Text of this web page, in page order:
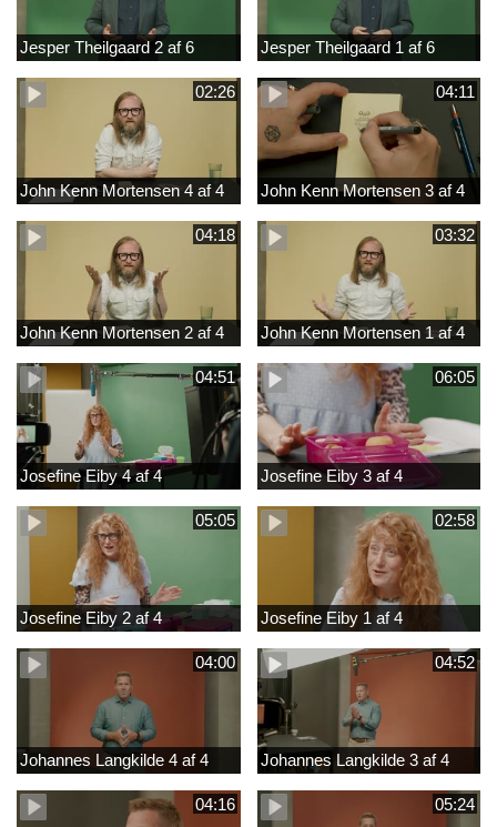
Jesper Theilgaard 2 af 6 Jesper Theilgaard 1 af 6
02:26
John Kenn Mortensen 4 af 4
04:11
John Kenn Mortensen 3 af 4
04:18
John Kenn Mortensen 2 af 4
03:32
John Kenn Mortensen 1 af 4
04:51
Josefine Eiby 4 af 4
06:05
Josefine Eiby 3 af 4
05:05
Josefine Eiby 2 af 4
02:58
Josefine Eiby 1 af 4
04:00
Johannes Langkilde 4 af 4
04:52
Johannes Langkilde 3 af 4
04:16 05:24